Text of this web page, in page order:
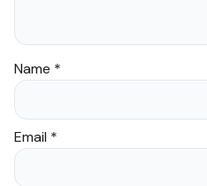
Name *
Email *